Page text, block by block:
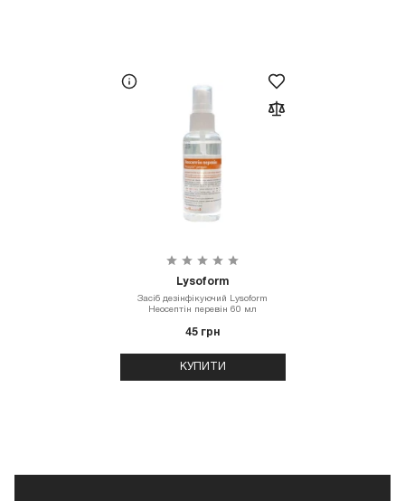
Lysoform
Засiб дезiнфiкуючий Lysoform
Неосептін перевін 60 мл
45 грн
КУПИТИ